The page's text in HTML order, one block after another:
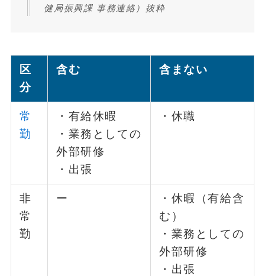
健局振興課 事務連絡）抜粋
区
分
含む 含まない
常
勤
・有給休暇
・業務としての
外部研修
・出張
・休職
非
常
勤
ー
・休暇（有給含
む）
・業務としての
外部研修
・出張